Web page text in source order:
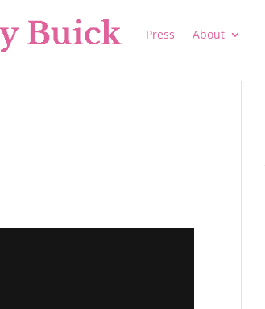
Press About